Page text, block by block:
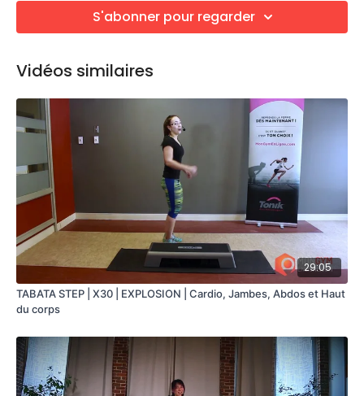
Deux exercices différents à faire en alternance. Trois
variantes de chacun des exercices pour convenir à tous
ta propre progression en passant d'une variante à la
Muscu haltères
Squat et développé Arnold - Équilibre et Tirage horizontal
Planche et triceps press - Planche concave
Cardio Step
Burpee traverse - Step touch
Squat Jump - Mountain Climber
ÉQUIPEMENTS REQUIS
Step
Haltères
Tapis de sol
S'abonner pour regarder
Vidéos similaires
29:05
TABATA STEP | X30 | EXPLOSION | Cardio, Jambes, Abdos et Haut
du corps